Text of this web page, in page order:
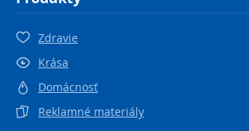
Zdravie
Krása
Domácnosť
Reklamné materiály